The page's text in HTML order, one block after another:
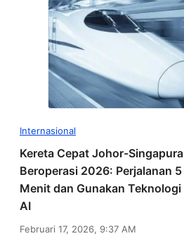
Internasional
Kereta Cepat Johor-Singapura
Beroperasi 2026: Perjalanan 5
Menit dan Gunakan Teknologi
AI
Februari 17, 2026, 9:37 AM